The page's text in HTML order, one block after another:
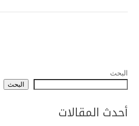
البحث
البحث
أحدث المقالات